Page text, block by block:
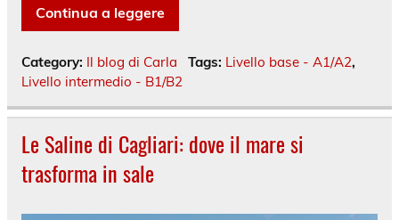
Continua a leggere
Category: Il blog di Carla Tags: Livello base - A1/A2,
Livello intermedio - B1/B2
Le Saline di Cagliari: dove il mare si
trasforma in sale